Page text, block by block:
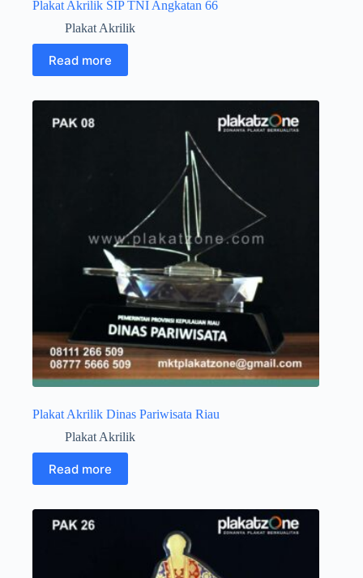
Plakat Akrilik SIP TNI Angkatan 66
Plakat Akrilik
Read more
Plakat Akrilik Dinas Pariwisata Riau
Plakat Akrilik
Read more